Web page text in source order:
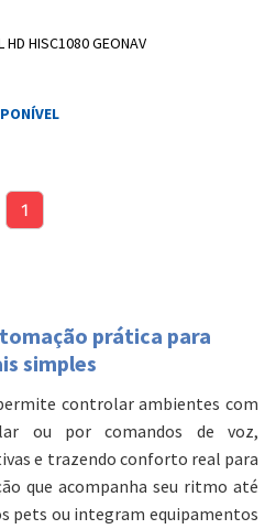
HD HISC1080 GEONAV
1
prática para
simples
controlar ambientes com
ou por comandos de voz,
e trazendo conforto real para
que acompanha seu ritmo até
pets ou integram equipamentos